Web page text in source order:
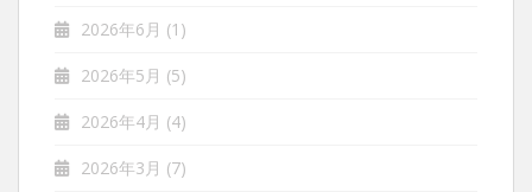
2026年6月 (1)
2026年5月 (5)
2026年4月 (4)
2026年3月 (7)